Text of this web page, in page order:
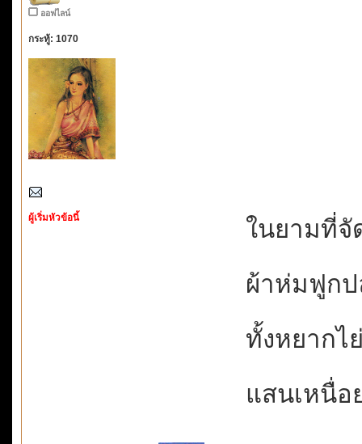
ออฟไลน์
กระทู้: 1070
ผู้เริ่มหัวข้อนี้
ในยามที่จั
ผ้าห่มฟูก
ทั้งหยากไ
แสนเหนื่อ